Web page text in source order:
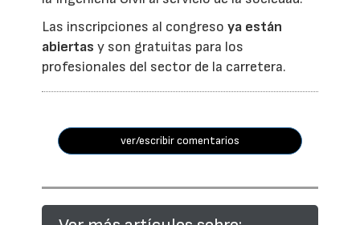
Las inscripciones al congresoya están
abiertas y son gratuitas para los
profesionales del sector de la carretera.
ver/escribir comentarios